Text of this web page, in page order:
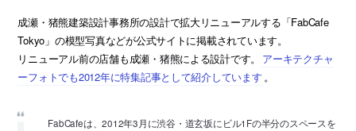
成瀬・猪熊建築設計事務所の設計で拡大リニューアルする「FabCafe
Tokyo」の模型写真などが公式サイトに掲載されています。
リニューアル前の店舗も成瀬・猪熊による設計です。
アーキテクチャ
ーフォトでも2012年に特集記事として紹介しています 。
FabCafeは、2012年3月に渋谷・道玄坂にビル1Fの半分のスペースを